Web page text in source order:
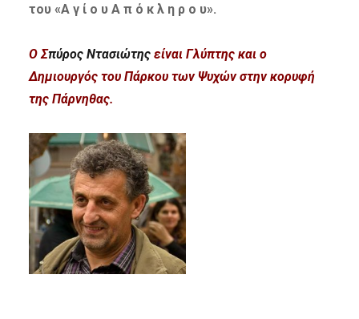
του «Α γ ί ο υ Α π ό κ λ η ρ ο υ».
Ο Σπύρος Ντασιώτηςείναι Γλύπτης και ο
Δημιουργός του Πάρκου των Ψυχών στην κορυφή
της Πάρνηθας.